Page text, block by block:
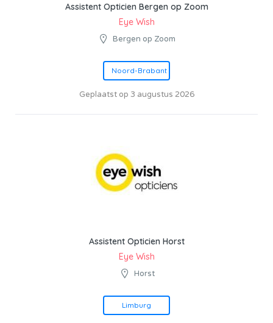
Assistent Opticien Bergen op Zoom
Eye Wish
Bergen op Zoom
Noord-Brabant
Geplaatst op 3 augustus 2026
Assistent Opticien Horst
Eye Wish
Horst
Limburg